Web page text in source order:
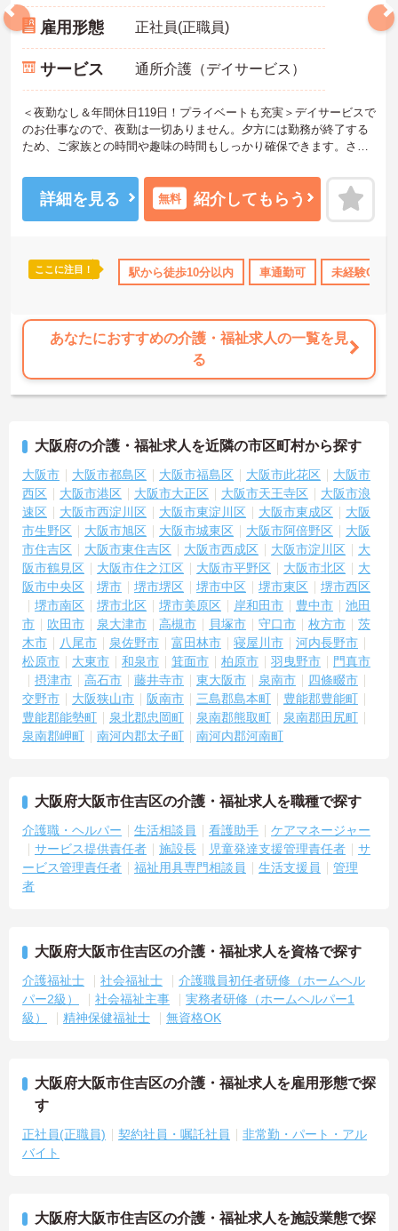
残業少なめ 託児所・育児補助 無資格OK 年間休日110日以
雇用形態 正社員(正職員)
サービス 通所介護（デイサービス）
＜夜勤なし＆年間休日119日！プライベートも充実＞デイサービスで
のお仕事なので、夜勤は一切ありません。夕方には勤務が終了する
ため、ご家族との時間や趣味の時間もしっかり確保できます。さら
れ、年間休日はたっぷり119日。無理なく働き続けられるリズムが整
っており、仕事とプライベートのメリハリをつけて働きたい方にぴ
国展開する同社ならではの多彩なキャリアパスがあり、管理職や専
門職への挑戦、異なるサービスへのキャリアチェンジも可能です。
詳細を見る 無料 紹介してもらう
ここに注目！ 駅から徒歩10分以内 車通勤可 未経験OK
あなたにおすすめの介護・福祉求人の一覧を見
る
大阪府の介護・福祉求人を近隣の市区町村から探す
大阪市 大阪市都島区 大阪市福島区 大阪市此花区
大阪市
西区
大阪市港区 大阪市大正区 大阪市天王寺区
大阪市浪
速区
大阪市西淀川区 大阪市東淀川区 大阪市東成区
大阪
市生野区
大阪市旭区 大阪市城東区 大阪市阿倍野区
大阪
市住吉区
大阪市東住吉区 大阪市西成区 大阪市淀川区
大
阪市鶴見区
大阪市住之江区 大阪市平野区 大阪市北区
大
阪市中央区
堺市 堺市堺区 堺市中区 堺市東区
堺市西区
堺市南区
堺市北区 堺市美原区 岸和田市 豊中市
池田
市
吹田市 泉大津市 高槻市 貝塚市 守口市 枚方市
茨
木市
八尾市 泉佐野市 富田林市 寝屋川市
河内長野市
松原市
大東市 和泉市 箕面市 柏原市 羽曳野市
門真市
摂津市
高石市 藤井寺市 東大阪市 泉南市
四條畷市
交野市
大阪狭山市 阪南市 三島郡島本町
豊能郡豊能町
豊能郡能勢町
泉北郡忠岡町 泉南郡熊取町
泉南郡田尻町
泉南郡岬町
南河内郡太子町 南河内郡河南町
大阪府大阪市住吉区の介護・福祉求人を職種で探す
介護職・ヘルパー 生活相談員 看護助手
ケアマネージャー
サービス提供責任者
施設長 児童発達支援管理責任者
サ
ービス管理責任者
福祉用具専門相談員 生活支援員
管理
者
大阪府大阪市住吉区の介護・福祉求人を資格で探す
介護福祉士 社会福祉士
介護職員初任者研修（ホームヘル
パー2級）
社会福祉主事
実務者研修（ホームヘルパー1
級）
精神保健福祉士 無資格OK
大阪府大阪市住吉区の介護・福祉求人を雇用形態で探
す
正社員(正職員) 契約社員・嘱託社員
非常勤・パート・アル
バイト
大阪府大阪市住吉区の介護・福祉求人を施設業態で探